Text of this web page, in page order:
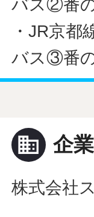
バス②番
・JR京都
バス③番
business 企
株式会社